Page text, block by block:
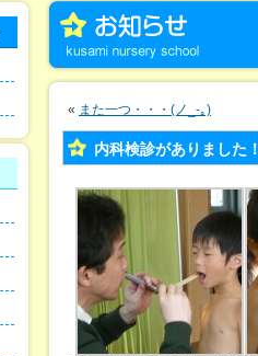
« また一つ・・・(ノ_-｡)
内科検診がありました